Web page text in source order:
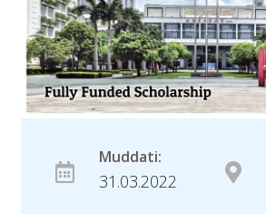
Muddati:
31.03.2022